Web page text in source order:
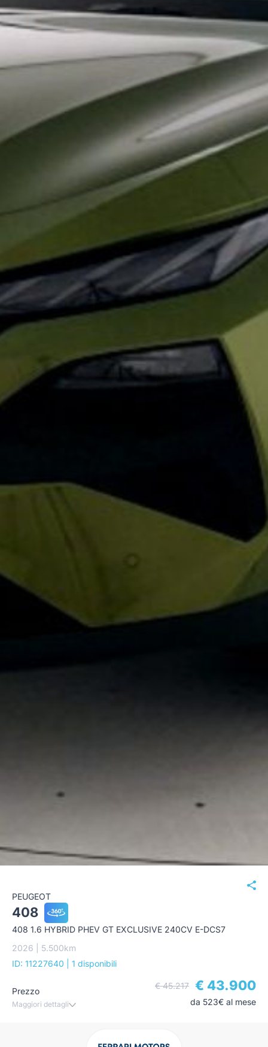
PEUGEOT
408
408 1.6 HYBRID PHEV GT EXCLUSIVE 240CV E-DCS7
2026 | 5.500km
ID: 11227640
| 1 disponibili
Prezzo
Maggiori dettagli
€ 45.217 € 43.900
da 523€ al mese